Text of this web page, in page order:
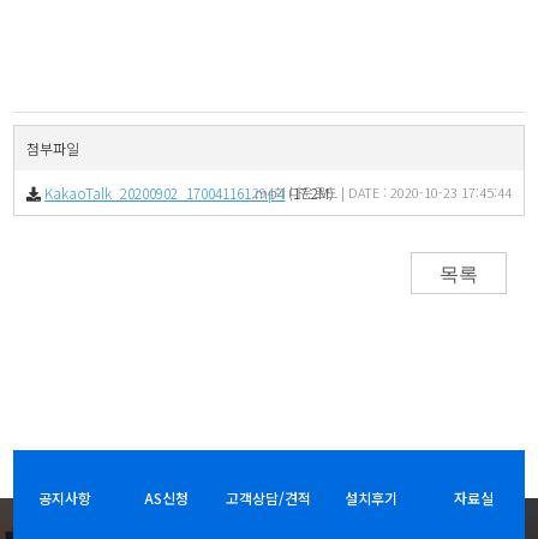
첨부파일
KakaoTalk_20200902_170041161.mp4 (17.2M)
294회 다운로드 | DATE : 2020-10-23 17:45:44
목록
공지사항 AS신청 고객상담/견적 설치후기 자료실